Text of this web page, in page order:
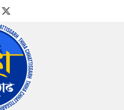
Twitter